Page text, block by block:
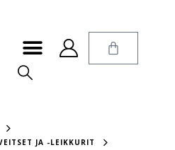
JA -LEIKKURIT